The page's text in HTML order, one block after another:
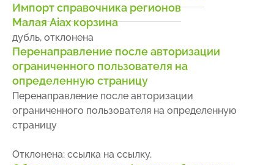
Импорт справочника регионов
Малая Aiax корзина
дубль, отклонена
Перенаправление после авторизации
ограниченного пользователя на
определенную страницу
Перенаправление после авторизации
ограниченного пользователя на определенную
страницу
Отклонена: ссылка на ссылку.